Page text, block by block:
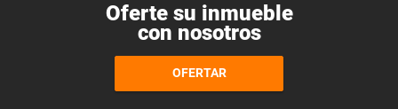
Oferte su inmueble
con nosotros
OFERTAR